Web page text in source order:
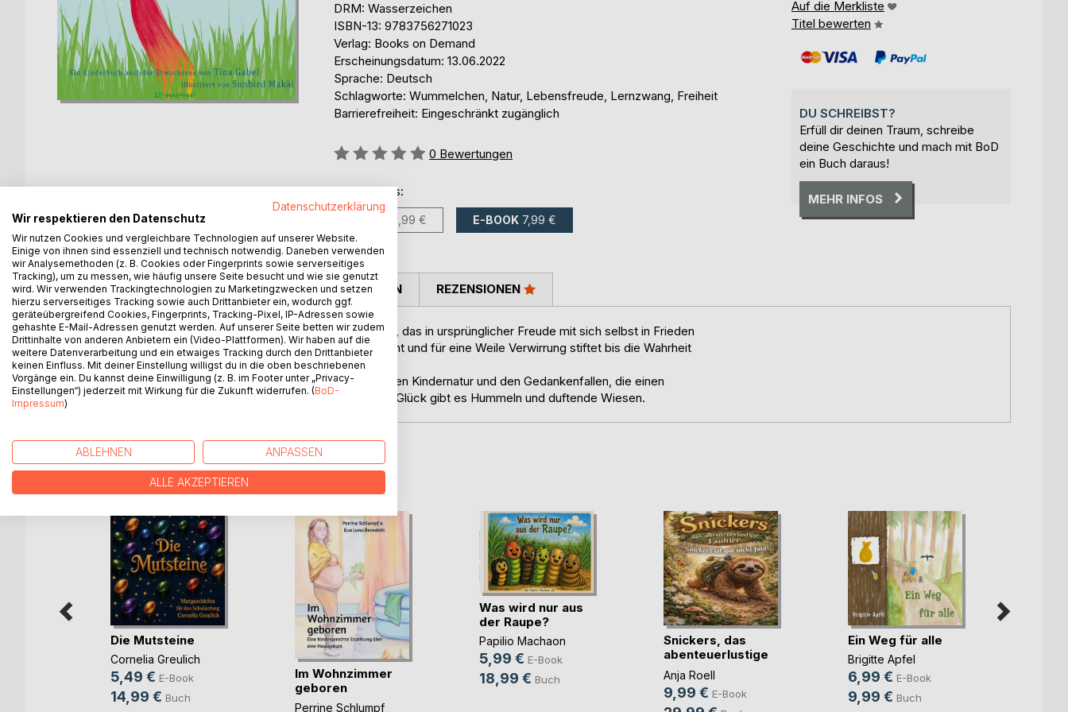
DRM: Wasserzeichen
ISBN-13: 9783756271023
Verlag: Books on Demand
Erscheinungsdatum: 13.06.2022
Sprache: Deutsch
Schlagworte: Wummelchen, Natur, Lebensfreude, Lernzwang, Freiheit
Barrierefreiheit: Eingeschränkt zugänglich
Bewertung::
0 Bewertungen
erhältlich als:
19,99 € E-BOOK 7,99 €
Auf die Merkliste
Titel bewerten
DU SCHREIBST?
Erfüll dir deinen Traum, schreibe
deine Geschichte und mach mit BoD
ein Buch daraus!
MEHR INFOS
BESCHREIBUNG
Das Wummelchen ist ein kleines buntes Wiesengeschöpf, das in ursprünglicher Freude mit sich selbst in Frieden
lebt... bis eines Tages ein grauer Gedanke sich einschleicht und für eine Weile Verwirrung stiftet bis die Wahrheit
wieder ans Licht kommen darf.
Das Buch erzählt die Geschichte von der reinen, glücklichen Kindernatur und den Gedankenfallen, die einen
manchmal ganz schön unglücklich machen können... zum Glück gibt es Hummeln und duftende Wiesen.
AUTOR/IN PRESSESTIMMEN REZENSIONEN
WEITERE TITEL BEIBoD
Die Mutsteine
Cornelia Greulich
5,49 € E-Book
14,99 € Buch
Im Wohnzimmer
geboren
Perrine Schlumpf
Was wird nur aus
der Raupe?
Papilio Machaon
5,99 € E-Book
18,99 € Buch
Snickers, das
abenteuerlustige
Faultier
Anja Roell
9,99 € E-Book
Ein Weg für alle
Brigitte Apfel
6,99 € E-Book
9,99 € Buch
Datenschutzerklärung
Wir respektieren den Datenschutz
Wir nutzen Cookies und vergleichbare Technologien auf unserer Website.
Einige von ihnen sind essenziell und technisch notwendig. Daneben verwenden
wir Analysemethoden (z. B. Cookies oder Fingerprints sowie serverseitiges
Tracking), um zu messen, wie häufig unsere Seite besucht und wie sie genutzt
wird. Wir verwenden Trackingtechnologien zu Marketingzwecken und setzen
hierzu serverseitiges Tracking sowie auch Drittanbieter ein, wodurch ggf.
geräteübergreifend Cookies, Fingerprints, Tracking-Pixel, IP-Adressen sowie
gehashte E-Mail-Adressen genutzt werden. Auf unserer Seite betten wir zudem
Drittinhalte von anderen Anbietern ein (Video-Plattformen). Wir haben auf die
weitere Datenverarbeitung und ein etwaiges Tracking durch den Drittanbieter
keinen Einfluss. Mit deiner Einstellung willigst du in die oben beschriebenen
Vorgänge ein. Du kannst deine Einwilligung (z. B. im Footer unter „Privacy-
Einstellungen“) jederzeit mit Wirkung für die Zukunft widerrufen. (BoD-
Impressum)
ABLEHNEN ANPASSEN
ALLE AKZEPTIEREN